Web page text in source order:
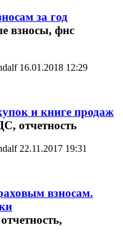
за год
16.01.2018 12:29
и книге продаж
22.11.2017 19:31
взносам.